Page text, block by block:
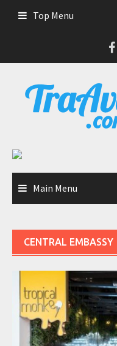
Top Menu
Main Menu
CENTRAL EMBASSY